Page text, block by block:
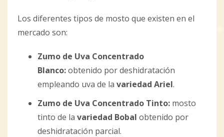
Los diferentes tipos de mosto que existen en el
mercado son:
Zumo de Uva Concentrado
Blanco:obtenido por deshidratación
empleando uva de la variedad Ariel.
Zumo de Uva Concentrado Tinto: mosto
tinto de la variedad Bobal obtenido por
deshidratación parcial.